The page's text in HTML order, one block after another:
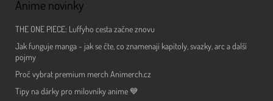
Anime novinky
THE ONE PIECE: Luffyho cesta začne znovu
Jak funguje manga - jak se čte, co znamenají kapitoly, svazky, arc a další
pojmy
Proč vybrat premium merch Animerch.cz
Tipy na dárky pro milovníky anime 💙